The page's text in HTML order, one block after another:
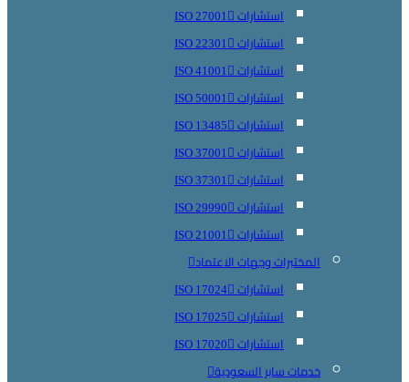
استشارات ISO 27001
استشارات ISO 22301
استشارات ISO 41001
استشارات ISO 50001
استشارات ISO 13485
استشارات ISO 37001
استشارات ISO 37301
استشارات ISO 29990
استشارات ISO 21001
المختبرات وجهات الاعتماد
استشارات ISO 17024
استشارات ISO 17025
استشارات ISO 17020
خدمات سابر السعودية